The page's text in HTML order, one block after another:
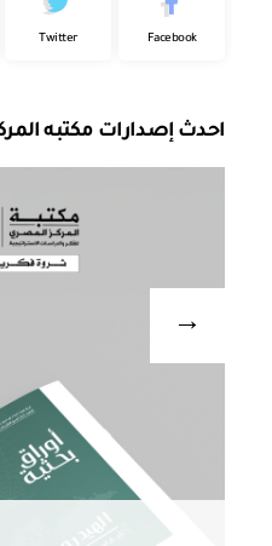
Facebook
Twitter
احدث إصدارات مكتبه المركز